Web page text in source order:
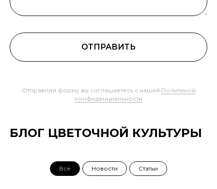
ОТПРАВИТЬ
Отправляя форму вы соглашаетесь с нашей Политикой
конфиденциальности
БЛОГ ЦВЕТОЧНОЙ КУЛЬТУРЫ
Все Новости Статьи